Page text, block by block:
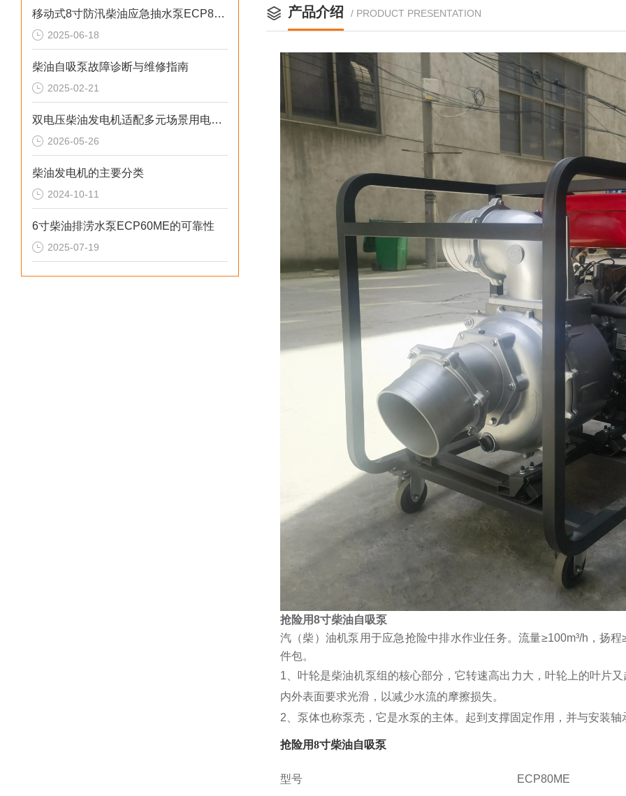
移动式8寸防汛柴油应急抽水泵ECP80ME
2025-06-18
柴油自吸泵故障诊断与维修指南
2025-02-21
双电压柴油发电机适配多元场景用电需求
2026-05-26
柴油发电机的主要分类
2024-10-11
6寸柴油排涝水泵ECP60ME的可靠性
2025-07-19
产品介绍 / PRODUCT PRESENTATION
抢险用8寸柴油自吸泵
汽（柴）油机泵用于应急抢险中排水作业任务。流量≥100m³/h，扬
件包。
1、叶轮是柴油机泵组的核心部分，它转速高出力大，叶轮上的叶片
内外表面要求光滑，以减少水流的摩擦损失。
2、泵体也称泵壳，它是水泵的主体。起到支撑固定作用，并与安装轴
抢险用8寸柴油自吸泵
型号 ECP80ME